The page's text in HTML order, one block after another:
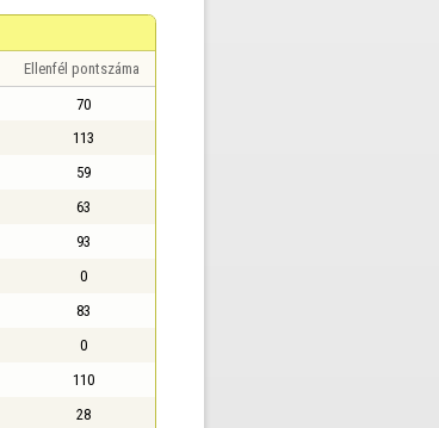
Ellenfél pontszáma
70
113
59
63
93
0
83
0
110
28